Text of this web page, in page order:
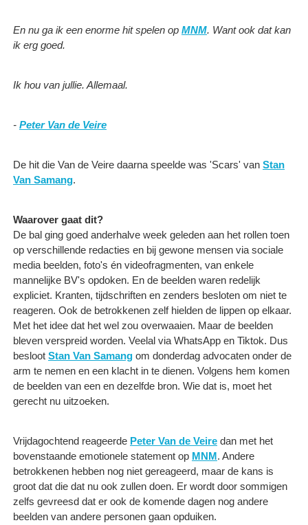
En nu ga ik een enorme hit spelen op MNM. Want ook dat kan
ik erg goed.
Ik hou van jullie. Allemaal.
- Peter Van de Veire
De hit die Van de Veire daarna speelde was 'Scars' van Stan
Van Samang.
Waarover gaat dit?
De bal ging goed anderhalve week geleden aan het rollen toen
op verschillende redacties en bij gewone mensen via sociale
media beelden, foto's én videofragmenten, van enkele
mannelijke BV's opdoken. En de beelden waren redelijk
expliciet. Kranten, tijdschriften en zenders besloten om niet te
reageren. Ook de betrokkenen zelf hielden de lippen op elkaar.
Met het idee dat het wel zou overwaaien. Maar de beelden
bleven verspreid worden. Veelal via WhatsApp en Tiktok. Dus
besloot Stan Van Samang om donderdag advocaten onder de
arm te nemen en een klacht in te dienen. Volgens hem komen
de beelden van een en dezelfde bron. Wie dat is, moet het
gerecht nu uitzoeken.
Vrijdagochtend reageerde Peter Van de Veire dan met het
bovenstaande emotionele statement op MNM. Andere
betrokkenen hebben nog niet gereageerd, maar de kans is
groot dat die dat nu ook zullen doen. Er wordt door sommigen
zelfs gevreesd dat er ook de komende dagen nog andere
beelden van andere personen gaan opduiken.